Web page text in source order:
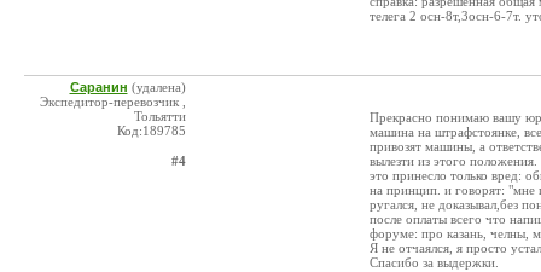
телега 2 осн-8т,3осн-6-7т.
Саранин (удалена)
Экспедитор-перевозчик ,
Тольятти
Код:189785
#4
Прекрасно понимаю вашу
машина на штрафстоянке,
привозят машины, а
вылезти из этого
это принесло только вред:
на принцип. и говорят: "мне
ругался, не доказывал,без
после оплаты всего что
форуме: про казань, челны,
Я не отчаялся, я просто
Спасибо за выдержки.